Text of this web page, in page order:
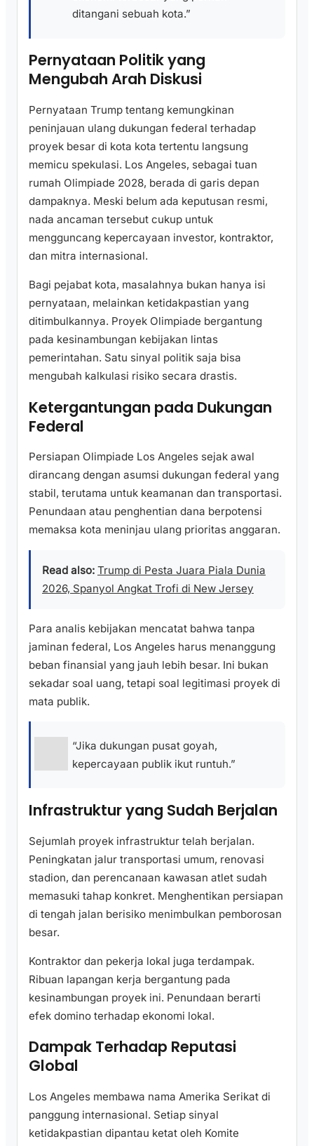
ditangani sebuah kota.”
Pernyataan Politik yang
Mengubah Arah Diskusi
Pernyataan Trump tentang kemungkinan
peninjauan ulang dukungan federal terhadap
proyek besar di kota kota tertentu langsung
memicu spekulasi. Los Angeles, sebagai tuan
rumah Olimpiade 2028, berada di garis depan
dampaknya. Meski belum ada keputusan resmi,
nada ancaman tersebut cukup untuk
mengguncang kepercayaan investor, kontraktor,
dan mitra internasional.
Bagi pejabat kota, masalahnya bukan hanya isi
pernyataan, melainkan ketidakpastian yang
ditimbulkannya. Proyek Olimpiade bergantung
pada kesinambungan kebijakan lintas
pemerintahan. Satu sinyal politik saja bisa
mengubah kalkulasi risiko secara drastis.
Ketergantungan pada Dukungan
Federal
Persiapan Olimpiade Los Angeles sejak awal
dirancang dengan asumsi dukungan federal yang
stabil, terutama untuk keamanan dan transportasi.
Penundaan atau penghentian dana berpotensi
memaksa kota meninjau ulang prioritas anggaran.
Read also: Trump di Pesta Juara Piala Dunia
2026, Spanyol Angkat Trofi di New Jersey
Para analis kebijakan mencatat bahwa tanpa
jaminan federal, Los Angeles harus menanggung
beban finansial yang jauh lebih besar. Ini bukan
sekadar soal uang, tetapi soal legitimasi proyek di
mata publik.
“Jika dukungan pusat goyah,
kepercayaan publik ikut runtuh.”
Infrastruktur yang Sudah Berjalan
Sejumlah proyek infrastruktur telah berjalan.
Peningkatan jalur transportasi umum, renovasi
stadion, dan perencanaan kawasan atlet sudah
memasuki tahap konkret. Menghentikan persiapan
di tengah jalan berisiko menimbulkan pemborosan
besar.
Kontraktor dan pekerja lokal juga terdampak.
Ribuan lapangan kerja bergantung pada
kesinambungan proyek ini. Penundaan berarti
efek domino terhadap ekonomi lokal.
Dampak Terhadap Reputasi
Global
Los Angeles membawa nama Amerika Serikat di
panggung internasional. Setiap sinyal
ketidakpastian dipantau ketat oleh Komite